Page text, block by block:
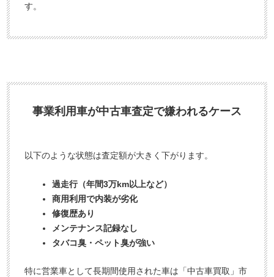
す。
事業利用車が中古車査定で嫌われるケース
以下のような状態は査定額が大きく下がります。
過走行（年間3万km以上など）
商用利用で内装が劣化
修復歴あり
メンテナンス記録なし
タバコ臭・ペット臭が強い
特に営業車として長期間使用された車は「中古車買取」市